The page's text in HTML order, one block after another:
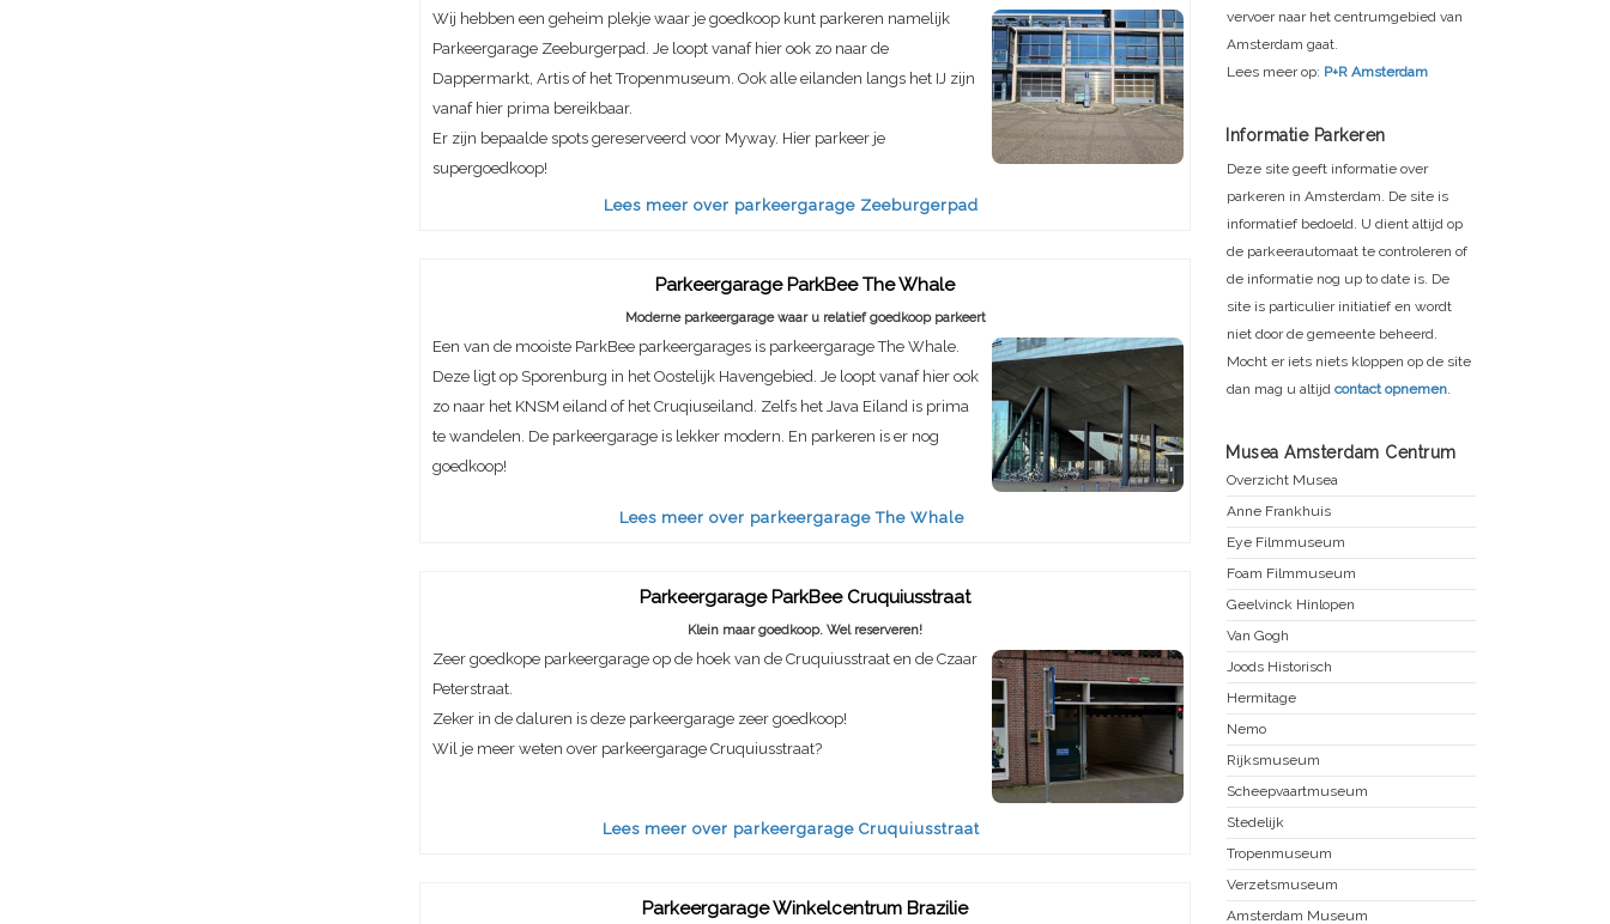
Wij hebben een geheim plekje waar je goedkoop kunt parkeren namelijk
Parkeergarage Zeeburgerpad. Je loopt vanaf hier ook zo naar de
Dappermarkt, Artis of het Tropenmuseum. Ook alle eilanden langs het IJ zijn
vanaf hier prima bereikbaar.
Er zijn bepaalde spots gereserveerd voor Myway. Hier parkeer je
supergoedkoop!
Lees meer over parkeergarage Zeeburgerpad
Parkeergarage ParkBee The Whale
Moderne parkeergarage waar u relatief goedkoop parkeert
Een van de mooiste ParkBee parkeergarages is parkeergarage The Whale.
Deze ligt op Sporenburg in het Oostelijk Havengebied. Je loopt vanaf hier ook
zo naar het KNSM eiland of het Cruqiuseiland. Zelfs het Java Eiland is prima
te wandelen. De parkeergarage is lekker modern. En parkeren is er nog
goedkoop!
Lees meer over parkeergarage The Whale
Parkeergarage ParkBee Cruquiusstraat
Klein maar goedkoop. Wel reserveren!
Zeer goedkope parkeergarage op de hoek van de Cruquiusstraat en de Czaar
Peterstraat.
Zeker in de daluren is deze parkeergarage zeer goedkoop!
Wil je meer weten over parkeergarage Cruquiusstraat?
Lees meer over parkeergarage Cruquiusstraat
Parkeergarage Winkelcentrum Brazilie
vervoer naar het centrumgebied van
Amsterdam gaat.
Lees meer op: P+R Amsterdam
Informatie Parkeren
Deze site geeft informatie over
parkeren in Amsterdam. De site is
informatief bedoeld. U dient altijd op
de parkeerautomaat te controleren of
de informatie nog up to date is. De
site is particulier initiatief en wordt
niet door de gemeente beheerd.
Mocht er iets niets kloppen op de site
dan mag u altijd contact opnemen.
Musea Amsterdam Centrum
Overzicht Musea
Anne Frankhuis
Eye Filmmuseum
Foam Filmmuseum
Geelvinck Hinlopen
Van Gogh
Joods Historisch
Hermitage
Nemo
Rijksmuseum
Scheepvaartmuseum
Stedelijk
Tropenmuseum
Verzetsmuseum
Amsterdam Museum